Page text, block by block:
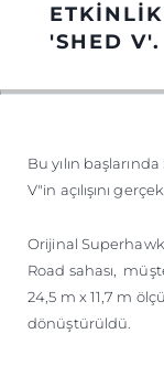
'SHED V'.
Bu yılın
V"in açılışını
Orijinal
Road sahası,
24,5 m x 11,7 m
dönüştürüldü.